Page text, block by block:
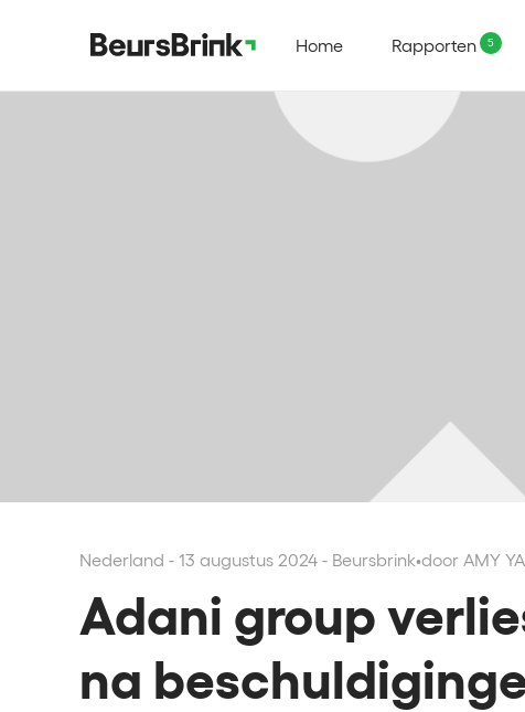
Home Rapporten
Nederland - 13 augustus 2024 - Beursbrink•door AMY
Adani group
na